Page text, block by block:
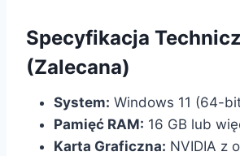
Specyfikacja
(Zalecana)
System: Windows 11 (64-
Pamięć RAM: 16 GB lub
Karta Graficzna: NVIDIA z